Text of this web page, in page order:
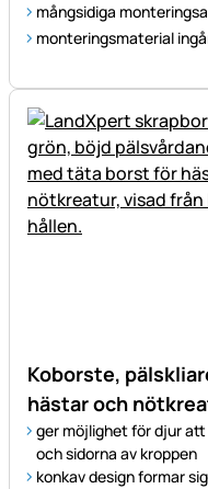
mångsidiga
monteringsmaterial
Koborste,
hästar och
ger möjlighet för djur
och sidorna av kroppen
konkav design formar